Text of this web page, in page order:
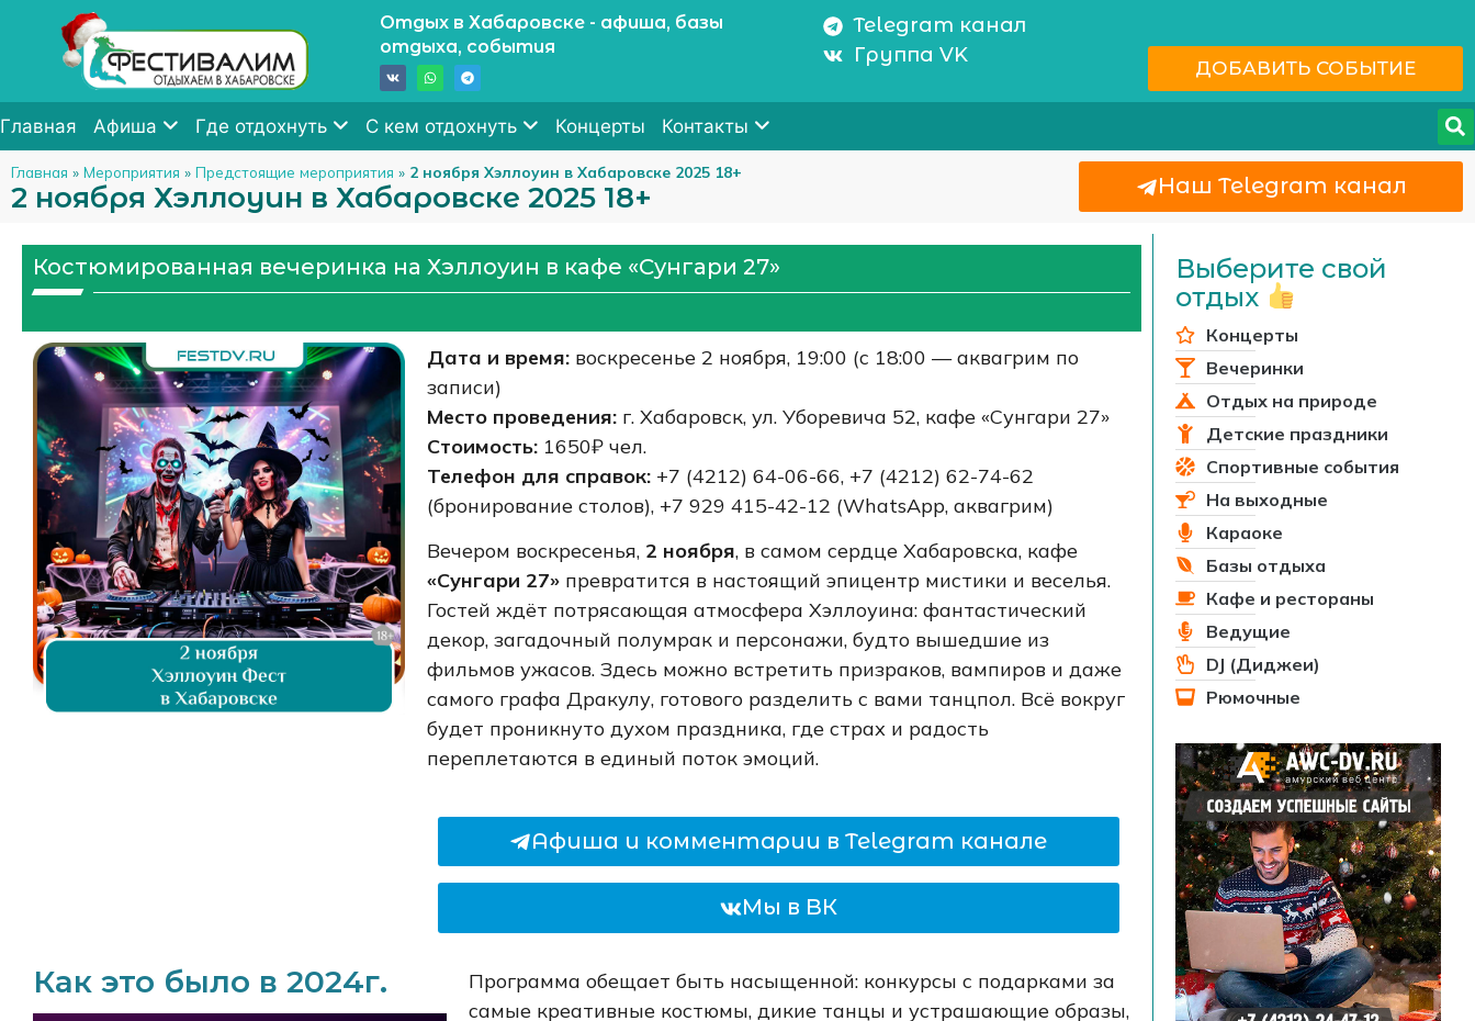
Отдых в Хабаровске - афиша, базы
отдыха, события
Telegram канал
Группа VK
ДОБАВИТЬ СОБЫТИЕ
Главная Афиша Где отдохнуть С кем отдохнуть Концерты Контакты
Главная » Мероприятия » Предстоящие мероприятия » 2 ноября Хэллоуин в Хабаровске 2025 18+
2 ноября Хэллоуин в Хабаровске 2025 18+ Наш Telegram канал
Костюмированная вечеринка на Хэллоуин в кафе «Сунгари 27»
Дата и время:воскресенье 2 ноября, 19:00 (с 18:00 — аквагрим по
записи)
Место проведения:г. Хабаровск, ул. Уборевича 52, кафе «Сунгари 27»
Стоимость:1650₽ чел.
Телефон для справок:+7 (4212) 64-06-66, +7 (4212) 62-74-62
(бронирование столов), +7 929 415-42-12 (WhatsApp, аквагрим)
Вечером воскресенья, 2 ноября, в самом сердце Хабаровска, кафе
«Сунгари 27»превратится в настоящий эпицентр мистики и веселья.
Гостей ждёт потрясающая атмосфера Хэллоуина: фантастический
декор, загадочный полумрак и персонажи, будто вышедшие из
фильмов ужасов. Здесь можно встретить призраков, вампиров и даже
самого графа Дракулу, готового разделить с вами танцпол. Всё вокруг
будет проникнуто духом праздника, где страх и радость
переплетаются в единый поток эмоций.
Афиша и комментарии в Telegram канале
Мы в ВК
Как это было в 2024г.
Программа обещает быть насыщенной: конкурсы с подарками за
самые креативные костюмы, дикие танцы и устрашающие образы,
Выберите свой
отдых
Концерты
Вечеринки
Отдых на природе
Детские праздники
Спортивные события
На выходные
Караоке
Базы отдыха
Кафе и рестораны
Ведущие
DJ (Диджеи)
Рюмочные